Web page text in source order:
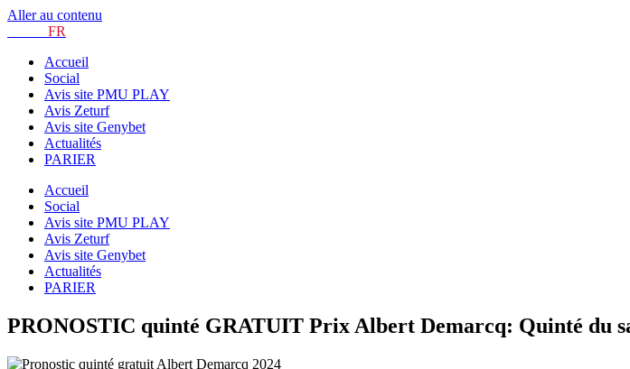
Aller au contenu
FR
Accueil
Social
Avis site PMU PLAY
Avis Zeturf
Avis site Genybet
Actualités
PARIER
Accueil
Social
Avis site PMU PLAY
Avis Zeturf
Avis site Genybet
Actualités
PARIER
PRONOSTIC quinté GRATUIT Prix Albert Demarcq: Quinté du